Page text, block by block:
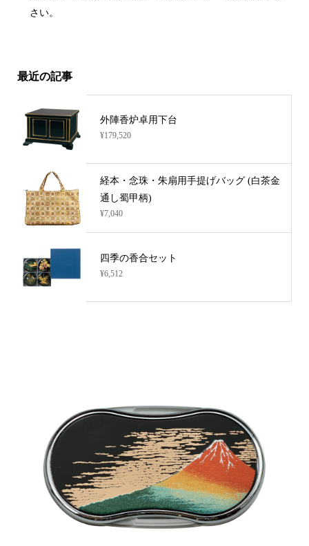
さい。
最近の記事
外陣香炉卓用下台
¥179,520
経本・念珠・朱扇用手提げバッグ (白茶金
通し蜀甲柄)
¥7,040
四季の香合セット
¥6,512